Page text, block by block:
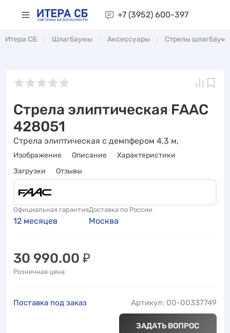
+7 (3952) 600-397
Итера СБ Шлагбаумы Аксессуары Стрелы
Стрела элиптическая FAAC
428051
Стрела элиптическая с демпфером 4,3 м,
Изображение Описание
Характеристики
Загрузки
Отзывы
Официальная гарантия
12 месяцев
Доставка по России
Москва
30 990.00 ₽
Розничная цена
Поставка под заказ Артикул: 00-00337749
ЗАДАТЬ ВОПРОС